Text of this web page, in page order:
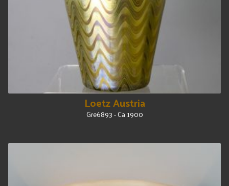
Loetz Austria
Gre6893 - Ca 1900